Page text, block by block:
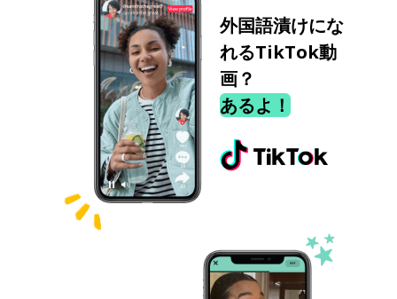
外国語漬けにな
れるTikTok動
画？
あるよ！